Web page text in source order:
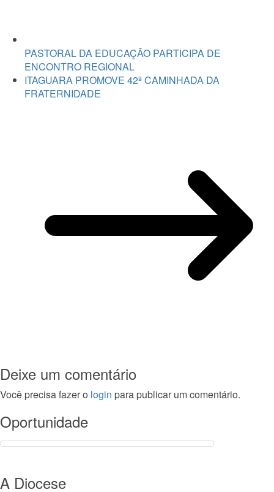
PASTORAL DA EDUCAÇÃO PARTICIPA DE
ENCONTRO REGIONAL
ITAGUARA PROMOVE 42ª CAMINHADA DA
FRATERNIDADE
Deixe um comentário
Você precisa fazer o login para publicar um comentário.
Oportunidade
A Diocese